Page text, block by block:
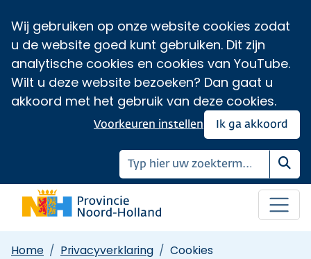
Wij gebruiken op onze website cookies zodat
u de website goed kunt gebruiken. Dit zijn
analytische cookies en cookies van YouTube.
Wilt u deze website bezoeken? Dan gaat u
akkoord met het gebruik van deze cookies.
Ik ga akkoord
Voorkeuren instellen
Home Privacyverklaring Cookies